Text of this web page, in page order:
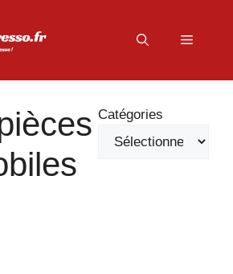
Menu
Catégories